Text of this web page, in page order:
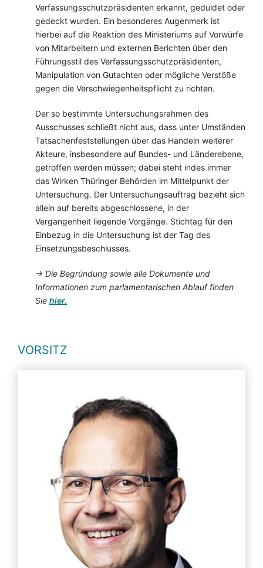
Verfassungsschutzpräsidenten erkannt, geduldet oder
gedeckt wurden. Ein besonderes Augenmerk ist
hierbei auf die Reaktion des Ministeriums auf Vorwürfe
von Mitarbeitern und externen Berichten über den
Führungsstil des Verfassungsschutzpräsidenten,
Manipulation von Gutachten oder mögliche Verstöße
gegen die Verschwiegenheitspflicht zu richten.
Der so bestimmte Untersuchungsrahmen des
Ausschusses schließt nicht aus, dass unter Umständen
Tatsachenfeststellungen über das Handeln weiterer
Akteure, insbesondere auf Bundes- und Länderebene,
getroffen werden müssen; dabei steht indes immer
das Wirken Thüringer Behörden im Mittelpunkt der
Untersuchung. Der Untersuchungsauftrag bezieht sich
allein auf bereits abgeschlossene, in der
Vergangenheit liegende Vorgänge. Stichtag für den
Einbezug in die Untersuchung ist der Tag des
Einsetzungsbeschlusses.
→ Die Begründung sowie alle Dokumente und
Informationen zum parlamentarischen Ablauf finden
Sie hier.
VORSITZ